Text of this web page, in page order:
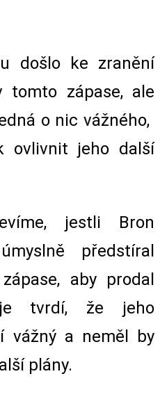
došlo ke zranění
tomto zápase, ale
o nic vážného,
ovlivnit jeho další
jestli Bron
předstíral
aby prodal
tvrdí, že jeho
vážný a neměl by
plány.